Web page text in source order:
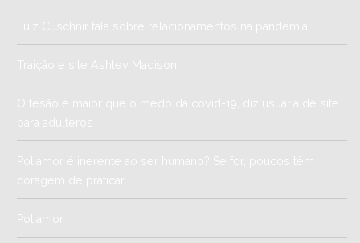
Luiz Cuschnir fala sobre relacionamentos na pandemia
Traição e site Ashley Madison
O tesão é maior que o medo da covid-19, diz usuária de site
para adúlteros
Poliamor é inerente ao ser humano? Se for, poucos têm
coragem de praticar
Poliamor